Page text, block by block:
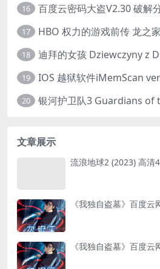
16 百度云密码大盗V2.30 破解
17
18
19
20
文章展示
流浪地球2 (2023) 高清
《我独自盗墓》百度云
《我独自盗墓》百度云